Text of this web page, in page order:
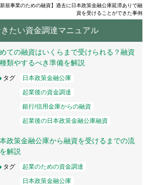
新規事業のための融資】過去に日本政策金融公庫延滞ありで融
資を受けることができた事例
たい資金調達マニュアル
ての融資はいくらまで受けられる？融資
類やするべき準備を解説
タグ
日本政策金融公庫
起業後の資金調達
銀行/信用金庫からの融資
起業後の日本政策金融公庫融資
政策金融公庫から融資を受けるまでの流
解説
タグ
起業のための資金調達
日本政策金融公庫